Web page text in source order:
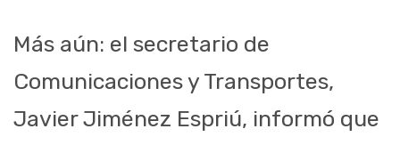
Más aún: el secretario de
Comunicaciones y Transportes,
Javier Jiménez Espriú, informó que